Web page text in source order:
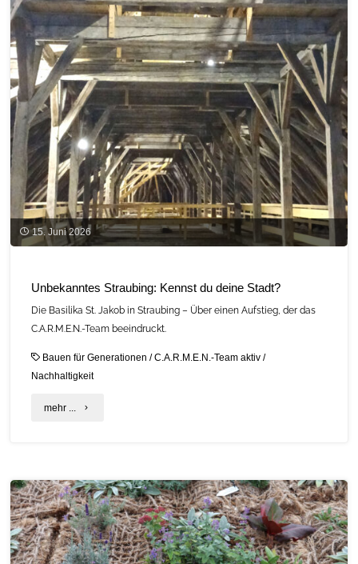
vor
dem
Schulstart"
15. Juni 2026
Unbekanntes Straubing: Kennst du deine Stadt?
Die Basilika St. Jakob in Straubing – Über einen Aufstieg, der das
C.A.R.M.E.N.-Team beeindruckt.
Bauen für Generationen /C.A.R.M.E.N.-Team aktiv /
Nachhaltigkeit
mehr ... "Unbekanntes
du
deine
Stadt?"